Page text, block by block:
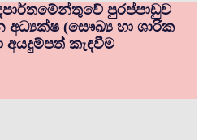
පුරප්පාඩුව
(සෞඛ්‍ය හා ශාරික
අයදුම්පත් කැඳවීම